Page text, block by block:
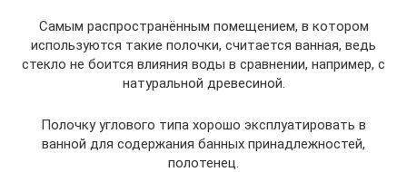
Самым распространённым помещением, в котором
используются такие полочки, считается ванная, ведь
стекло не боится влияния воды в сравнении, например, с
натуральной древесиной.
Полочку углового типа хорошо эксплуатировать в
ванной для содержания банных принадлежностей,
полотенец.